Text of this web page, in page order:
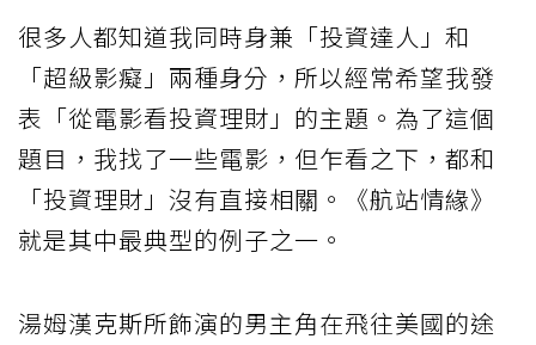
很多人都知道我同時身兼「投資達人」和
「超級影癡」兩種身分，所以經常希望我發
表「從電影看投資理財」的主題。為了這個
題目，我找了一些電影，但乍看之下，都和
「投資理財」沒有直接相關。《航站情緣》
就是其中最典型的例子之一。
湯姆漢克斯所飾演的男主角在飛往美國的途